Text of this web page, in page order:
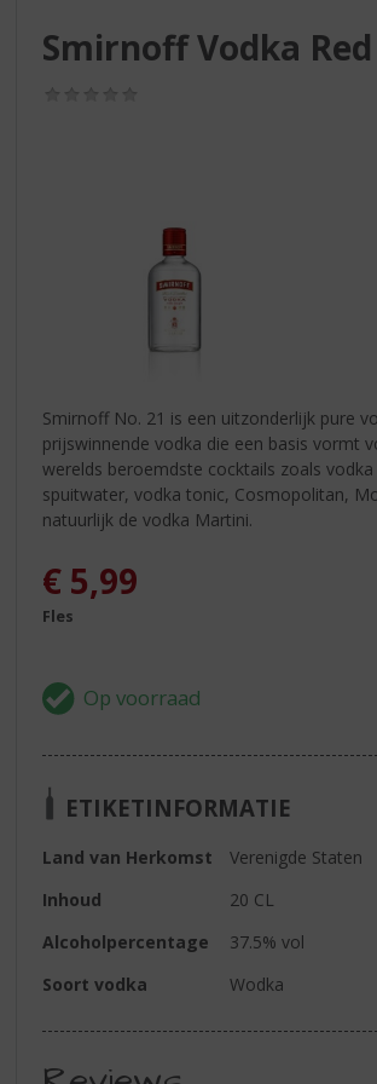
Smirnoff Vodka Red
Smirnoff No. 21 is een uitzonderlijk pure
prijswinnende vodka die een basis vormt
werelds beroemdste cocktails zoals
spuitwater, vodka tonic, Cosmopolitan,
natuurlijk de vodka Martini.
€ 5,99
Fles
ETIKETINFORMATIE
Land van Herkomst
Verenigde Staten
Inhoud
20 CL
Alcoholpercentage
37.5% vol
Soort vodka
Wodka